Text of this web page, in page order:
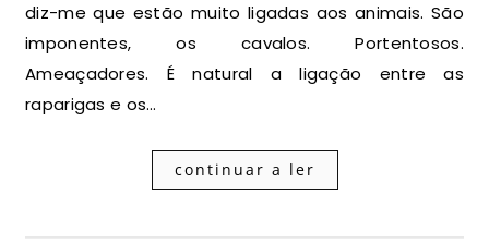
diz-me que estão muito ligadas aos animais. São
imponentes, os cavalos. Portentosos.
Ameaçadores. É natural a ligação entre as
raparigas e os…
continuar a ler